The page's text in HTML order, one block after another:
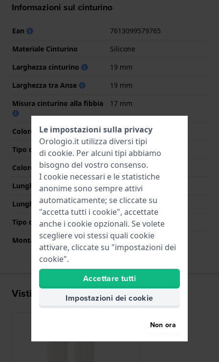
Informazioni sul cinturino
Ean
7613099579765
Materiale Cinturino
Silicone
Larghezza cinturino
19 mm
Larghezza tra Anse
19 mm
Misura cinturino alla fibbia
17 mm
Colore cinturino
Bianco
Tipo di chiusura
Nessuno
Colore Chiusura
N/D
Lunghezza Parte Superiore
90 mm
Lunghezza Parte Inferiore
90 mm
Tipo di montatura
Perni a molla
Montatura dritta
No
Visti di recente
Le impostazioni sulla privacy
Orologio.it utilizza diversi tipi
di cookie. Per alcuni tipi abbiamo
bisogno del vostro consenso.
I cookie necessari e le statistiche
anonime sono sempre attivi
automaticamente; se cliccate su
"accetta tutti i cookie", accettate
anche i cookie opzionali. Se volete
scegliere voi stessi quali cookie
attivare, cliccate su "impostazioni dei
cookie".
Accettare tutti
Impostazioni dei cookie
Non ora